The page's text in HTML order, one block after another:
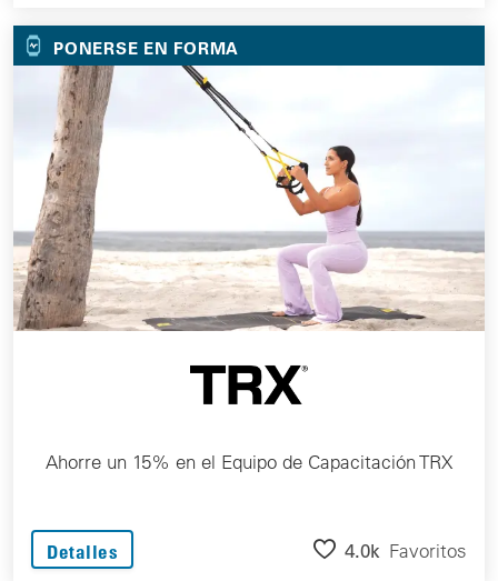
PONERSE EN FORMA
Ahorre un 15% en el Equipo de Capacitación TRX
Detalles 4.0k Favoritos